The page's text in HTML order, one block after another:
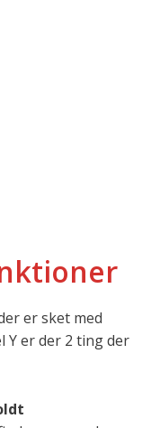
er sket med
Y er der 2 ting der